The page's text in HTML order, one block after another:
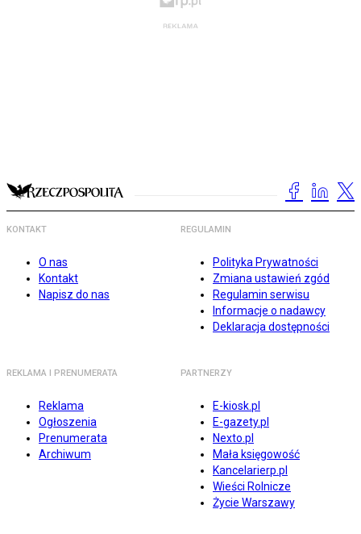
KONTAKT
O nas
Kontakt
Napisz do nas
REGULAMIN
Polityka Prywatności
Zmiana ustawień zgód
Regulamin serwisu
Informacje o nadawcy
Deklaracja dostępności
REKLAMA I PRENUMERATA
Reklama
Ogłoszenia
Prenumerata
Archiwum
PARTNERZY
E-kiosk.pl
E-gazety.pl
Nexto.pl
Mała księgowość
Kancelarierp.pl
Wieści Rolnicze
Życie Warszawy